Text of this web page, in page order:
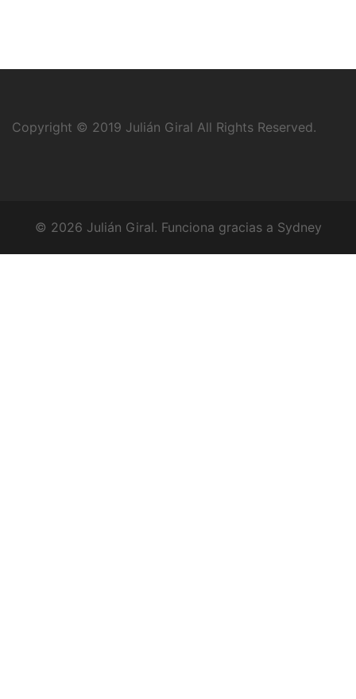
Copyright © 2019 Julián Giral All Rights Reserved.
© 2026 Julián Giral. Funciona gracias a Sydney